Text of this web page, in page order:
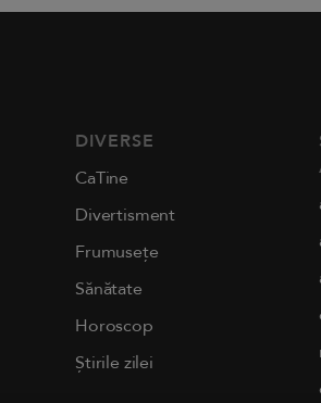
DIVERSE
CaTine
Divertisment
Frumusețe
Sănătate
Horoscop
Știrile zilei